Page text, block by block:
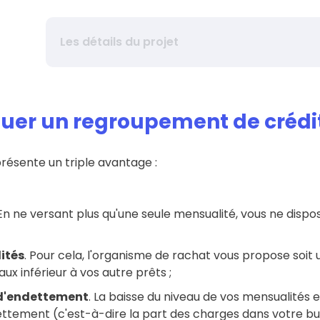
Les détails du projet
TAEG
un regroupement de
un triple avantage :
ne versant plus qu'une seule mensualité, vous ne
. Pour cela, l'organisme de rachat vous propose
inférieur à vos autre prêts ;
. La baisse du niveau de vos
(c'est-à-dire la part des charges dans votre